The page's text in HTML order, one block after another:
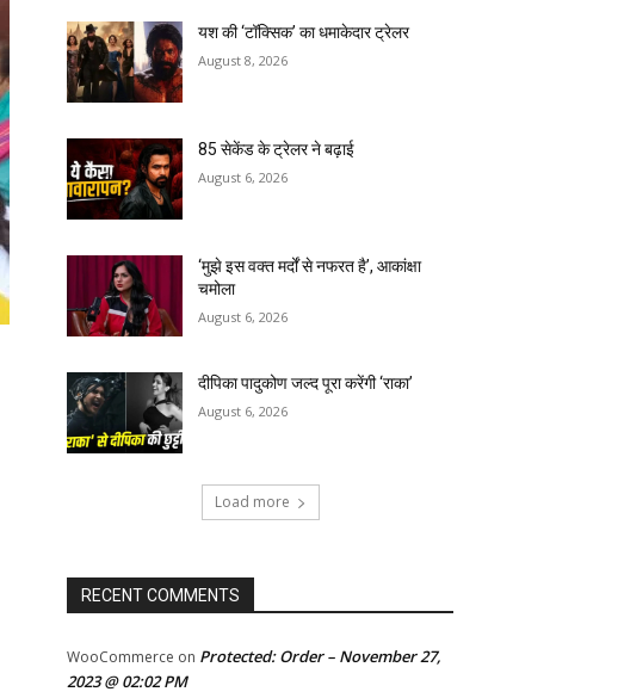
यश की ‘टॉक्सिक’ का धमाकेदार ट्रेलर
August 8, 2026
85 सेकेंड के ट्रेलर ने बढ़ाई
August 6, 2026
‘मुझे इस वक्त मर्दों से नफरत है’, आकांक्षा
चमोला
August 6, 2026
दीपिका पादुकोण जल्द पूरा करेंगी ‘राका’
August 6, 2026
Load more
RECENT COMMENTS
WooCommerce on Protected: Order – November 27,
2023 @ 02:02 PM